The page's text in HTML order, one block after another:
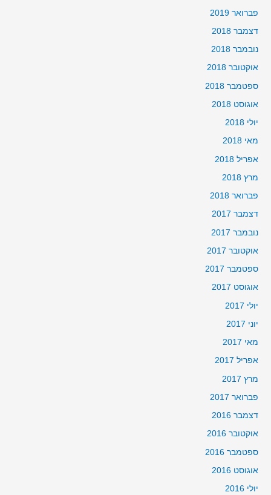
פברואר 2019
דצמבר 2018
נובמבר 2018
אוקטובר 2018
ספטמבר 2018
אוגוסט 2018
יולי 2018
מאי 2018
אפריל 2018
מרץ 2018
פברואר 2018
דצמבר 2017
נובמבר 2017
אוקטובר 2017
ספטמבר 2017
אוגוסט 2017
יולי 2017
יוני 2017
מאי 2017
אפריל 2017
מרץ 2017
פברואר 2017
דצמבר 2016
אוקטובר 2016
ספטמבר 2016
אוגוסט 2016
יולי 2016